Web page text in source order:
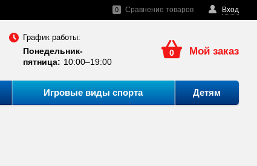
Вход
0 Сравнение товаров
График работы:
Понедельник-
пятница: 10:00–19:00
0 Мой заказ
Игровые виды спорта Детям